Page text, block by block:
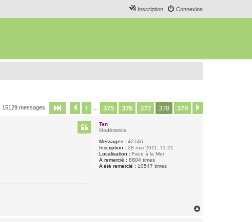
Connexion
Inscription
15129 messages Page 378 sur379
Précédent
1 375 376 377 378 379
Ten
Modératrice
Messages : 42746
Inscription : 28 mai 2011, 11:21
Localisation : Face à la Mer
A remercié : 8804 times
A été remercié : 10547 times